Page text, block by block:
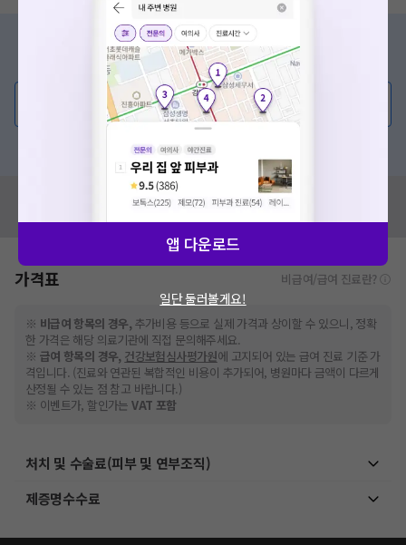
증상/치료, 궁금한 점이 있나요?
의사가 직접 답해드려요!
💬 무엇이든 물어보세요
혹시 잘못된 병원정보가 있나요?
가격표 비급여/급여 진료란?
※ 비급여 항목의 경우, 추가비용 등으로 실제 가격과 상이할 수 있으니, 정확
한 가격은 해당 의료기관에 직접 문의해주세요.
※ 급여 항목의 경우, 건강보험심사평가원에 고지되어 있는 급여 진료 기준 가
격입니다. (진료와 연관된 복합적인 비용이 추가되어, 병원마다 금액이 다르게
산정될 수 있는 점 참고 바랍니다.)
※ 이벤트가, 할인가는VAT 포함
처치 및 수술료(피부 및 연부조직)
제증명수수료
앱 다운로드
일단 둘러볼게요!